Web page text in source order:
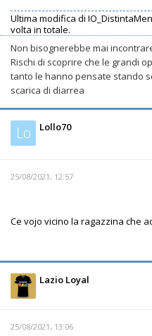
Ultima modifica di
volta in totale.
Non bisognerebbe mai
Rischi di scoprire che le grandi
tanto le hanno pensate stando
scarica di diarrea
Lo Lollo70
25/08/2021, 12:57
Ce vojo vicino la ragazzina che
Lazio Loyal
25/08/2021, 13:06